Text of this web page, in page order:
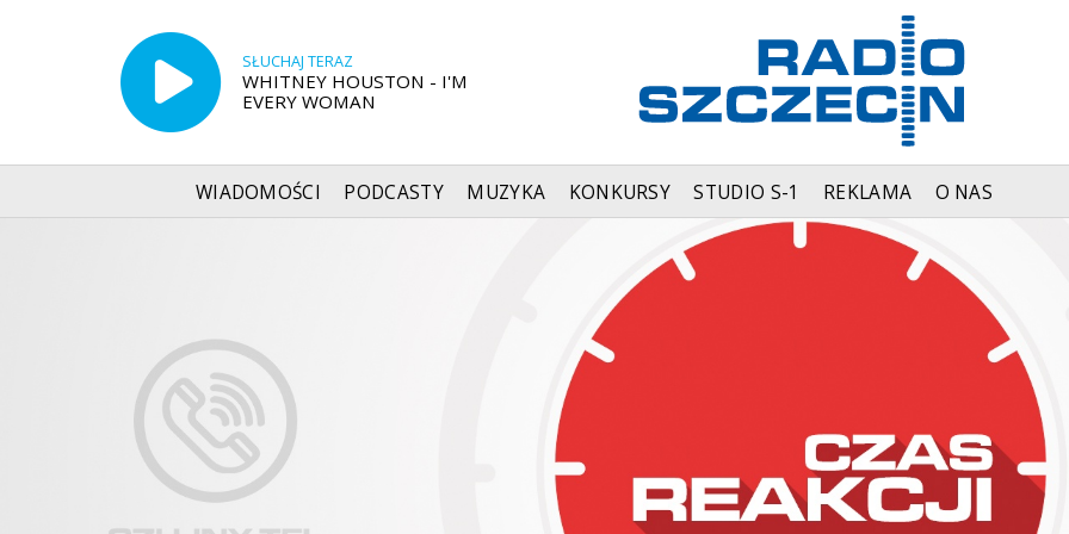
SŁUCHAJ TERAZ
WHITNEY HOUSTON - I'M
EVERY WOMAN
WIADOMOŚCI PODCASTY MUZYKA KONKURSY STUDIO S-1 REKLAMA O NAS